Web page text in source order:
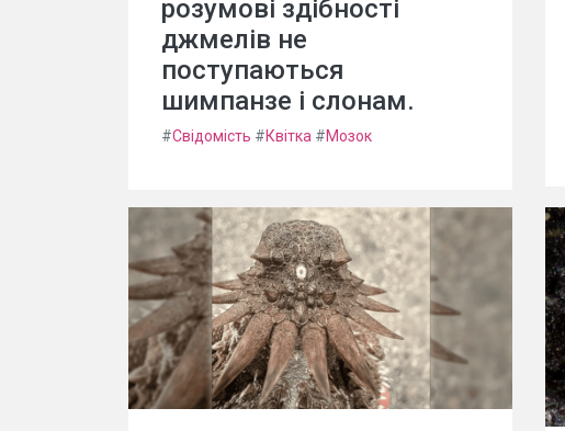
розумові здібності
джмелів не
поступаються
шимпанзе і слонам.
#Свідомість #Квітка #Мозок